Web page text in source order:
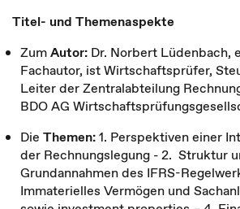
Titel- und Themenaspekte
ZumAutor: Dr. Norbert Lüdenbach,
Fachautor, ist Wirtschaftsprüfer,
Leiter der Zentralabteilung
BDO AG
Die Themen:1. Perspektiven einer
der Rechnungslegung - 2. Struktur
Grundannahmen des IFRS-
Immaterielles Vermögen und